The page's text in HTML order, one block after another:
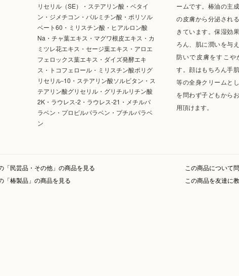
リセリル（SE）・ステアリン酸・ベタイ
ン・ジメチコン・パルミチン酸・ポリソル
ベート60・ミリスチン酸・ヒアルロン酸
Na・チャ葉エキス・マグワ根皮エキス・カ
ミツレ花エキス・セージ葉エキス・アロエ
フェロックス葉エキス・ダイズ発酵エキ
ス・トコフェロール・ミリスチン酸ポリグ
リセリル-10・ステアリン酸ソルビタン・ス
テアリン酸グリセリル・グリチルリチン酸
2K・ラウレス-2・ラウレス-21・メチルパ
ラベン・プロピルパラベン・プチルパラベ
ン
ームです。椿油の主
の皮膚から分泌され
きています。保湿効
ろん、肌に潤いを与
防いで皮膚をすこや
す。顔はもちろん手
等の全身クリームと
を問わず子どもから
用頂けます。
「民芸品・その他」の商品を見る
「椿製品」の商品を見る
この商品について
この商品を友達に